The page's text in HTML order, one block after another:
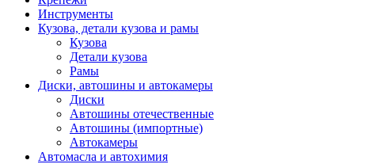
Инструменты
Кузова, детали кузова и рамы
Кузова
Детали кузова
Рамы
Диски, автошины и автокамеры
Диски
Автошины отечественные
Автошины (импортные)
Автокамеры
Автомасла и автохимия